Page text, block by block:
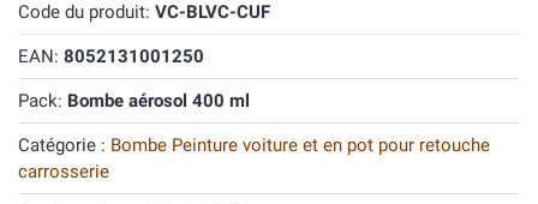
Code du produit: VC-BLVC-CUF
EAN: 8052131001250
Pack: Bombe aérosol 400 ml
Catégorie : Bombe Peinture voiture et en pot pour retouche
carrosserie